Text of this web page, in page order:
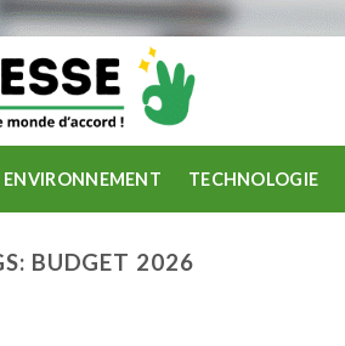
ENVIRONNEMENT TECHNOLOGIE
BUDGET 2026